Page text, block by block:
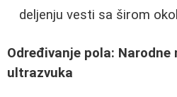
deljenju vesti sa širom
Određivanje pola:
ultrazvuka